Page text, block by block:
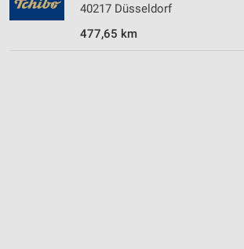
40217 Düsseldorf
477,65 km